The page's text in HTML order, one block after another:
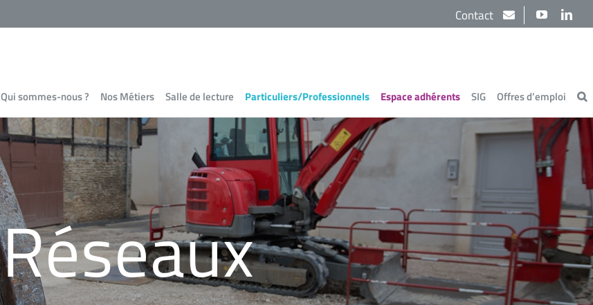
YouTube
Contact
Qui sommes-nous ? Nos Métiers Salle de lecture Particuliers/Professionnels Espace adhérents SIG Offres d’emploi
Réseaux